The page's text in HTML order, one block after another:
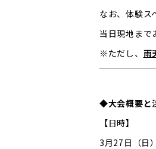
なお、体験ス
当日現地まで
※ただし、 雨
◆大会概要と
【日時】
3月27日（日）